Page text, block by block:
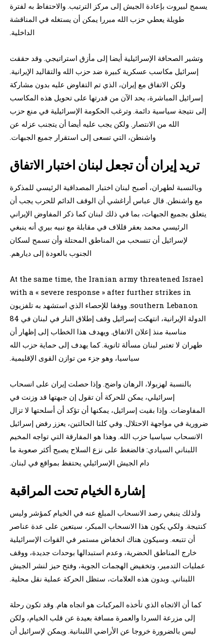
يسمح لبيروت بإعادة الجيش إلى مركز الترتيب. والاحتفاظ به لفترة
طويلة يعطي حزب الله مبررا يمكن أن يستغله في المناقشة
الداخلية.
وتشير الصحافة الإسرائيلية أيضا إلى مأزق استراتيجي. وقد حققت
إسرائيل مكاسب عسكرية كبيرة ضد حزب الله والتقاليد الإيرانية.
ولكن الاتفاق مع إيران، الذي تم التفاوض عليه بدون مشاركة
إسرائيل المباشرة، يحد الآن من قدرتها على تحويل هذه المكاسب
إلى نتيجة سياسية دائمة. وترغب الحكومة الإسرائيلية في منع حزب
الله من الانتصار. ولكن يجب عليه أيضا أن يتجنب عزله عن
واشنطن، التي تسعى إلى استقرار جميع الجبهات.
تريد إيران أن تجعل لبنان اختبار الاتفاق
وبالنسبة لطهران، أصبح لبنان اختبار المصداقية الرئيسي للمذكرة
مع واشنطن. قال عباس أراغشي أن الوقف الدائم للحرب يجب أن
يتعلق بجميع الجبهات، بما في ذلك لبنان كما ذكر المفاوض الإيراني
الرئيسي محمد بعقر قللاف في مقابلة مع نبيه بيري أنه ينبغي
لإسرائيل أن تنسحب من المناطق المحتلة وأن تسمح لسكان
الجنوب بالعودة إلى ديارهم.
At the same time, the Iranian army threatened Israel
with a « severe response » after further strikes in
southern Lebanon. ووفقا للإحصاء الذي استشهد به تلفزيون
الدولة الإيرانية، انتهكت إسرائيل وقف إطلاق النار في لبنان في 84
مناسبة منذ إعلان الاتفاق. ويهدف هذا الخطاب إلى إظهار أن
طهران لا تعتبر لبنان مسألة ثانوية. كما يهدف إلى حماية حزب الله
سياسيا، وهو جزء من توازن القوى الإقليمية.
بالنسبة لهزبولا، الرهان واضح. وإذا حصلت إيران على انسحاب
إسرائيلي، يمكن للحركة أن تقول إن جبهتها قد وزنت في
المفاوضات. وإذا بقيت إسرائيل، يمكنها أن تؤكد أن أسلحتها لا تزال
ضرورية في مواجهة الاحتلال. وفي كلتا الحالتين، يعزز رفض إسرائيل
الانسحاب سياسيا حزب الله. وهذا هو المفارقة التي تواجه المخيم
اللبناني السيادي: فالضغط على نزع السلاح يصبح أكثر صعوبة ما
دام الجيش الإسرائيلي يحتفظ بمواقع في لبنان.
إشارة الخيام تحت المراقبة
ولذلك ينبغي رصد الانسحاب المبلغ عنه في الخيام كمؤشر وليس
كنتيجة. ولكي يكون هذا الانسحاب المبكر، سيتعين على عدة عناصر
أن تتبعه. وسيكون هناك انخفاض مستمر في القوات الإسرائيلية
خارج المناطق الحضرية، وعدم استبدالها بوحدات جديدة، ووقف
عمليات التدمير، وتخفيض الهجمات الجوية، وفتح حيز لنشر الجيش
اللبناني. وبدون هذه العلامات، ستظل الحركة عملية نقل محلية.
كما أن الاتجاه الذي تأخذه المركبات هو اتجاه هام. وقد تكون رحلة
إلى مزرعة السردا والعمرة مسافة بعيدة عن قلب الخيام، ولكن
ليس بالضرورة خروجا عن الأراضي اللبنانية. ويمكن لإسرائيل أن